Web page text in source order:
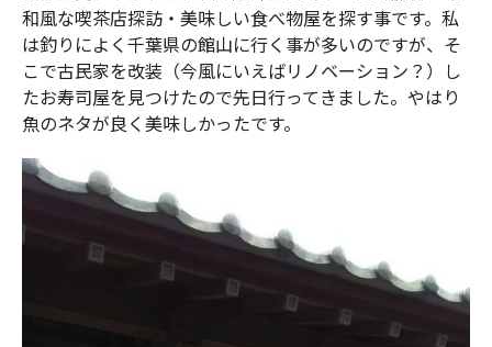
和風な喫茶店探訪・美味しい食べ物屋を探す事です。私
は釣りによく千葉県の館山に行く事が多いのですが、そ
こで古民家を改装（今風にいえばリノベーション？）し
たお寿司屋を見つけたので先日行ってきました。やはり
魚のネタが良く美味しかったです。